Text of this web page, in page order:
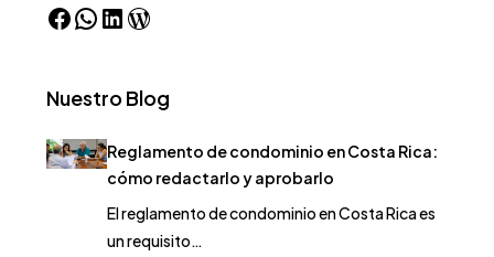
Nuestro Blog
Reglamento de condominio en Costa Rica:
cómo redactarlo y aprobarlo
El reglamento de condominio en Costa Rica es
un requisito…